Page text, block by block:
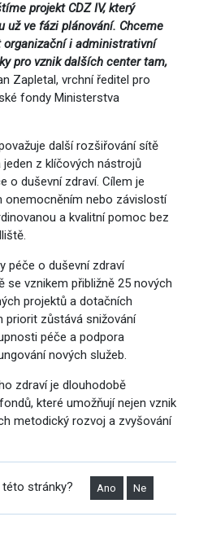
projekt CDZ IV, který
už ve fázi plánování. Chceme
organizační i administrativní
pro vznik dalších center tam,
Zapletal, vrchní ředitel pro
fondy Ministerstva
další rozšiřování sítě
z klíčových nástrojů
o duševní zdraví. Cílem je
onemocněním nebo závislostí
a kvalitní pomoc bez
péče o duševní zdraví
vznikem přibližně 25 nových
projektů a dotačních
priorit zůstává snižování
péče a podpora
nových služeb.
zdraví je dlouhodobě
které umožňují nejen vznik
metodický rozvoj a zvyšování
stránky? Ano Ne